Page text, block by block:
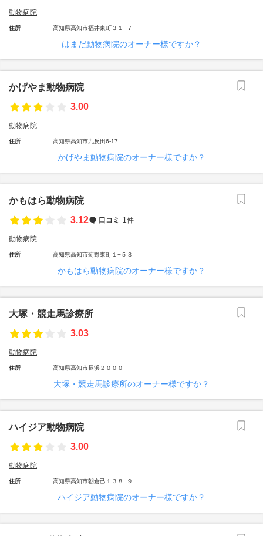
動物病院
住所 高知県高知市福井東町３１−７
はまだ動物病院のオーナー様ですか？
かげやま動物病院
3.00
動物病院
住所 高知県高知市九反田6-17
かげやま動物病院のオーナー様ですか？
かもはら動物病院
3.12
口コミ 1件
動物病院
住所 高知県高知市薊野東町１−５３
かもはら動物病院のオーナー様ですか？
大塚・競走馬診療所
3.03
動物病院
住所 高知県高知市長浜２０００
大塚・競走馬診療所のオーナー様ですか？
ハイジア動物病院
3.00
動物病院
住所 高知県高知市朝倉己１３８−９
ハイジア動物病院のオーナー様ですか？